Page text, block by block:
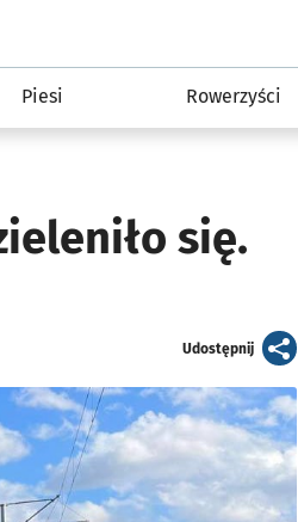
Komunikacja
Piesi Rowerzyści
się.
Udostępnijartykuł